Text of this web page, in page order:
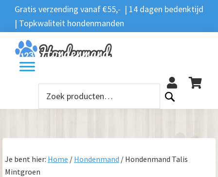
Spring
naar
de
hoofdnavigatie
Door
naar
de
hoofd
inhoud
Spring
naar
de
voettekst
Gratis verzending vanaf €55,- | 14 dagen bedenktijd
| Topkwaliteit hondenmanden
Zoeken
Zoeken
naar:
Je bent hier: Home / Hondenmand / Hondenmand Talis
Mintgroen